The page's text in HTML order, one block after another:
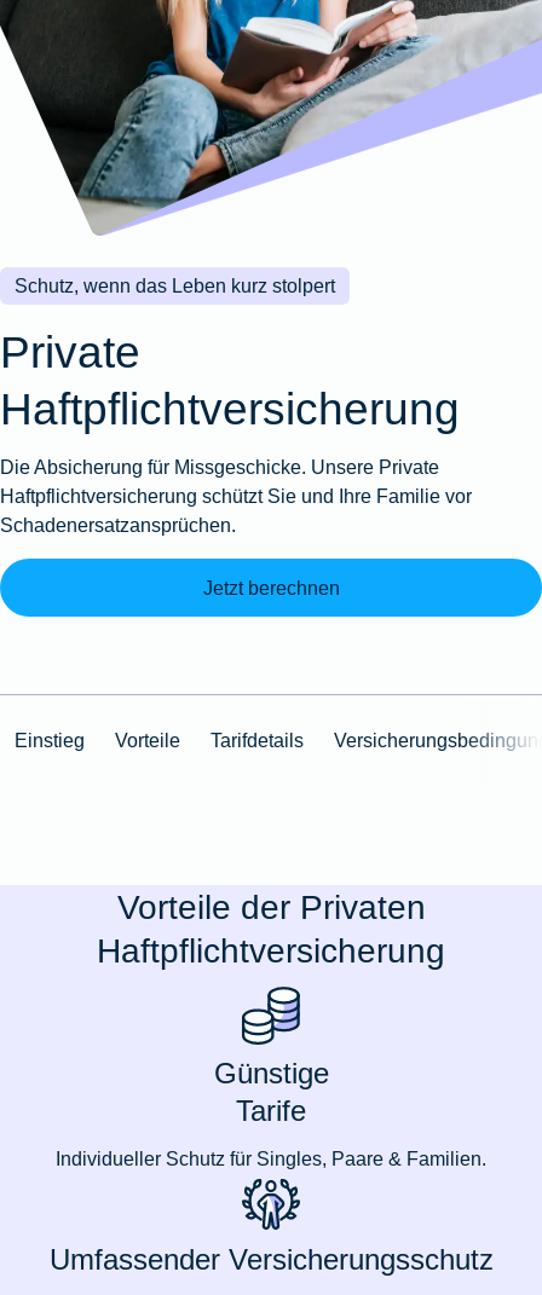
Wohnungsschutzbrief
Produktübersicht
Gewässerschadenhaftpflicht
Zur
Produktübersicht
Produktübersicht
Reisehaftpflichtversicherung
Reiserücktrittsversicherung
Zur
Produktübersicht
Produktübersicht
Produktübersicht
Produktübersicht
Montageversicherung
Produktübersicht
Gruppenunfall für
Betriebe
Gruppenunfall für
Vereine
Produktübersicht
Kunstversicherung
Ausstellungsversicherung
Valorenversicherung
Oldtimersammlungsversicherung
Zur
Schutz, wenn das Leben kurz stolpert
Private
Haftpflichtversicherung
Die Absicherung für Missgeschicke. Unsere Private
Haftpflichtversicherung schützt Sie und Ihre Familie vor
Schadenersatzansprüchen.
Jetzt berechnen
Einstieg Vorteile Tarifdetails
Vorteile der Privaten
Haftpflichtversicherung
Günstige
Tarife
Individueller Schutz für Singles, Paare & Familien.
Umfassender Versicherungsschutz